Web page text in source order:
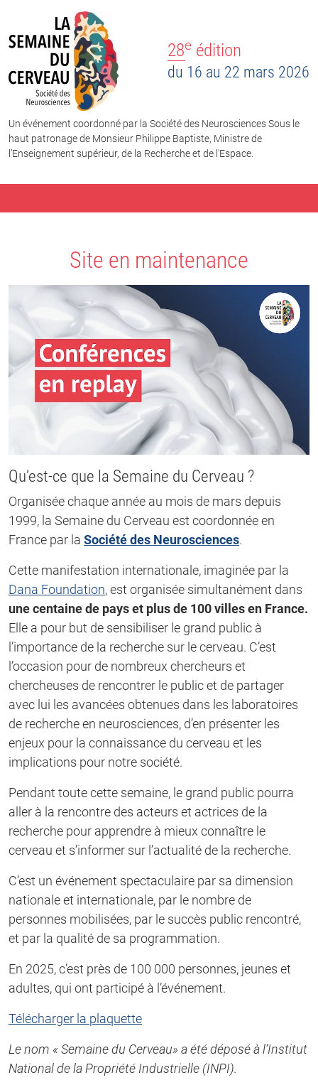
28e édition
du 16 au 22 mars 2026
Un événement coordonné par la Société des Neurosciences Sous le
haut patronage de Monsieur Philippe Baptiste, Ministre de
l’Enseignement supérieur, de la Recherche et de l'Espace.
Site en maintenance
Qu’est-ce que la Semaine du Cerveau ?
Organisée chaque année au mois de mars depuis
1999, la Semaine du Cerveau est coordonnée en
France par la Société des Neurosciences.
Cette manifestation internationale, imaginée par la
Dana Foundation, est organisée simultanément dans
une centaine de pays et plus de 100 villes en France.
Elle a pour but de sensibiliser le grand public à
l’importance de la recherche sur le cerveau. C’est
l’occasion pour de nombreux chercheurs et
chercheuses de rencontrer le public et de partager
avec lui les avancées obtenues dans les laboratoires
de recherche en neurosciences, d’en présenter les
enjeux pour la connaissance du cerveau et les
implications pour notre société.
Pendant toute cette semaine, le grand public pourra
aller à la rencontre des acteurs et actrices de la
recherche pour apprendre à mieux connaître le
cerveau et s’informer sur l’actualité de la recherche.
C’est un événement spectaculaire par sa dimension
nationale et internationale, par le nombre de
personnes mobilisées, par le succès public rencontré,
et par la qualité de sa programmation.
En 2025, c’est près de 100 000 personnes, jeunes et
adultes, qui ont participé à l’événement.
Télécharger la plaquette
Le nom « Semaine du Cerveau» a été déposé à l’Institut
National de la Propriété Industrielle (INPI).